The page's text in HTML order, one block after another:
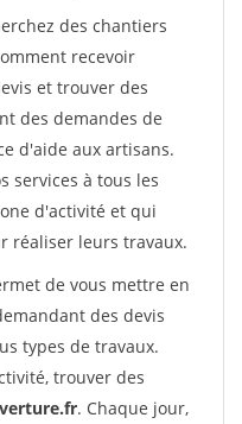
des chantiers
recevoir
et trouver des
des demandes de
d'aide aux artisans.
services à tous les
d'activité et qui
réaliser leurs travaux.
de vous mettre en
des devis
types de travaux.
trouver des
. Chaque jour,